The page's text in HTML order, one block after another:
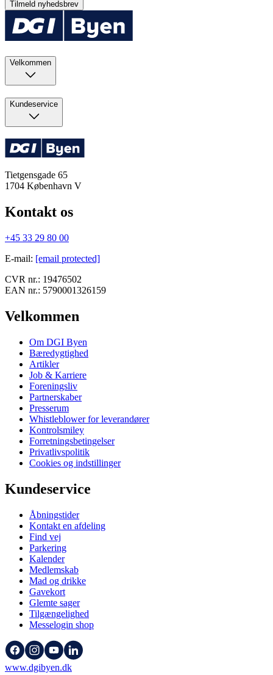
Tilmeld nyhedsbrev
Velkommen
Kundeservice
Tietgensgade 65
1704 København V
Kontakt os
+45 33 29 80 00
E-mail: [email protected]
CVR nr.: 19476502
EAN nr.: 5790001326159
Velkommen
Om DGI Byen
Bæredygtighed
Artikler
Job & Karriere
Foreningsliv
Partnerskaber
Presserum
Whistleblower for leverandører
Kontrolsmiley
Forretningsbetingelser
Privatlivspolitik
Cookies og indstillinger
Kundeservice
Åbningstider
Kontakt en afdeling
Find vej
Parkering
Kalender
Medlemskab
Mad og drikke
Gavekort
Glemte sager
Tilgængelighed
Messelogin shop
www.dgibyen.dk